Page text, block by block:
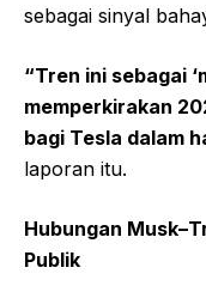
sebagai sinyal
“Tren ini sebagai
memperkirakan
bagi Tesla dalam
laporan itu.
Hubungan
Publik